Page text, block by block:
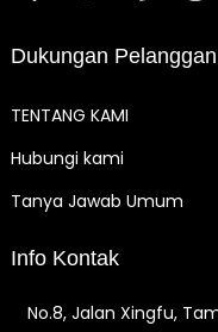
Dukungan Pelanggan
TENTANG KAMI
Hubungi kami
Tanya Jawab Umum
Info Kontak
No.8, Jalan Xingfu,